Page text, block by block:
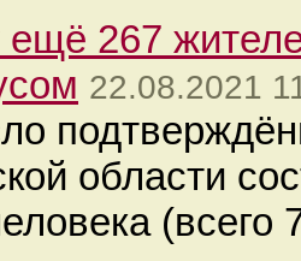
ещё 267
22.08.2021
области
(всего